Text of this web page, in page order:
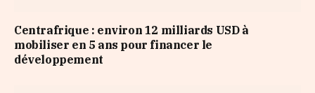
Centrafrique : environ 12 milliards USD à
mobiliser en 5 ans pour financer le
développement